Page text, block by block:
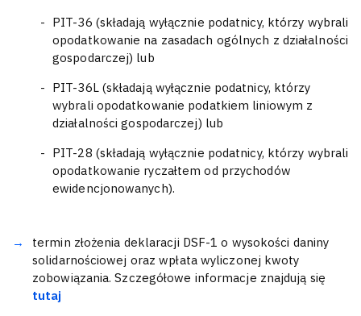
PIT-36 (składają wyłącznie podatnicy, którzy wybrali
opodatkowanie na zasadach ogólnych z działalności
gospodarczej) lub
PIT-36L (składają wyłącznie podatnicy, którzy
wybrali opodatkowanie podatkiem liniowym z
działalności gospodarczej) lub
PIT-28 (składają wyłącznie podatnicy, którzy wybrali
opodatkowanie ryczałtem od przychodów
ewidencjonowanych).
termin złożenia deklaracji DSF-1 o wysokości daniny
solidarnościowej oraz wpłata wyliczonej kwoty
zobowiązania. Szczegółowe informacje znajdują się
tutaj